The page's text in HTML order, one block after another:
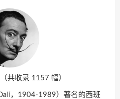
（共收录 1157 幅）
，1904-1989）著名的西班